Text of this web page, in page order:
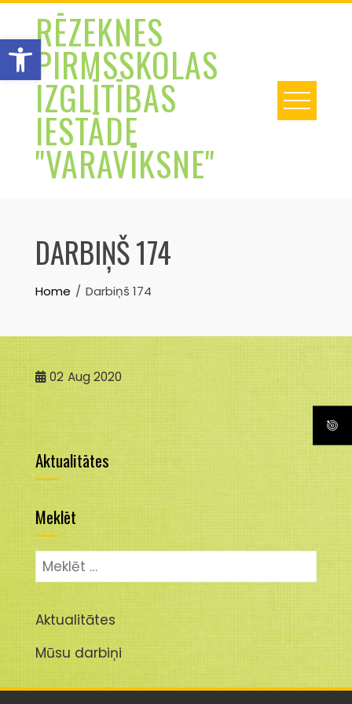
Open toolbar
Skip
contentRĒZEKNES
PIRMSSKOLAS
IZGLĪTĪBAS
IESTĀDE
"VARAVĪKSNE"
DARBIŅŠ 174
Home Darbiņš 174
02 Aug 2020
Aktualitātes
Meklēt
Meklēt:
Aktualitātes
Mūsu darbiņi